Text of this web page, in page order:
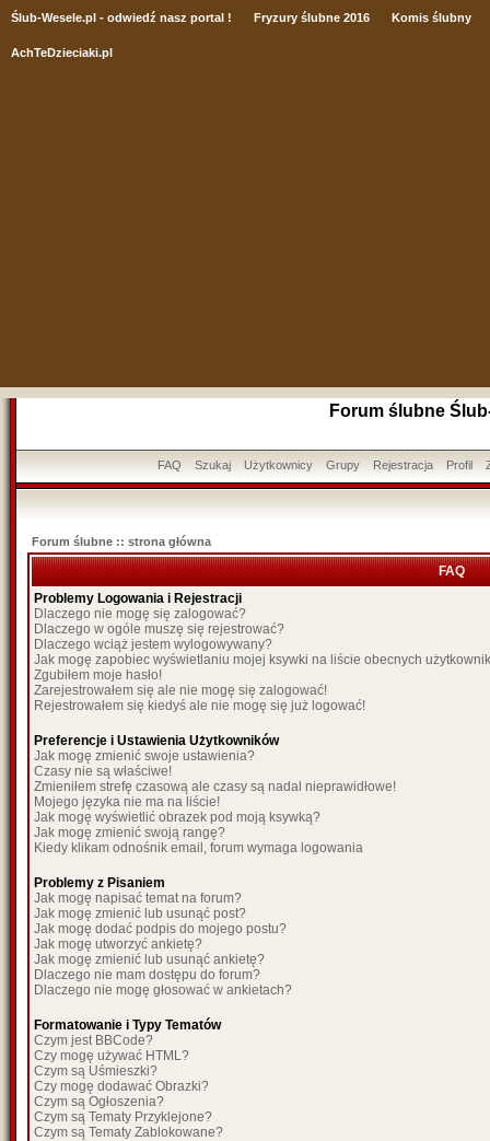
Ślub-Wesele.pl - odwiedź nasz portal ! Fryzury ślubne 2016 Komis ślubny
AchTeDzieciaki.pl
Forum ślubne
FAQ Szukaj Użytkownicy Grupy Rejestracja Profil
Forum ślubne :: strona główna
FAQ
Problemy Logowania i Rejestracji
Dlaczego nie mogę się zalogować?
Dlaczego w ogóle muszę się rejestrować?
Dlaczego wciąż jestem wylogowywany?
Jak mogę zapobiec wyświetlaniu mojej ksywki na liście obecnych
Zgubiłem moje hasło!
Zarejestrowałem się ale nie mogę się zalogować!
Rejestrowałem się kiedyś ale nie mogę się już logować!
Preferencje i Ustawienia Użytkowników
Jak mogę zmienić swoje ustawienia?
Czasy nie są właściwe!
Zmieniłem strefę czasową ale czasy są nadal nieprawidłowe!
Mojego języka nie ma na liście!
Jak mogę wyświetlić obrazek pod moją ksywką?
Jak mogę zmienić swoją rangę?
Kiedy klikam odnośnik email, forum wymaga logowania
Problemy z Pisaniem
Jak mogę napisać temat na forum?
Jak mogę zmienić lub usunąć post?
Jak mogę dodać podpis do mojego postu?
Jak mogę utworzyć ankietę?
Jak mogę zmienić lub usunąć ankietę?
Dlaczego nie mam dostępu do forum?
Dlaczego nie mogę głosować w ankietach?
Formatowanie i Typy Tematów
Czym jest BBCode?
Czy mogę używać HTML?
Czym są Uśmieszki?
Czy mogę dodawać Obrazki?
Czym są Ogłoszenia?
Czym są Tematy Przyklejone?
Czym są Tematy Zablokowane?